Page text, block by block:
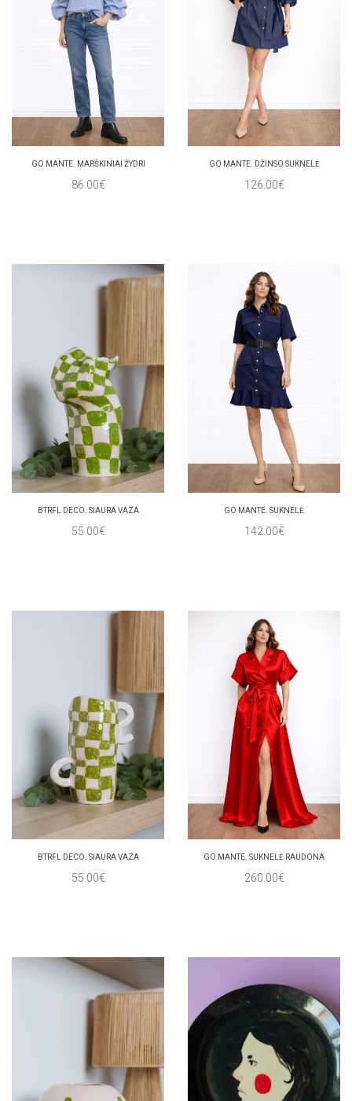
GO MANTE. MARŠKINIAI ŽYDRI
86.00€
GO MANTE. DŽINSO SUKNELĖ
126.00€
BTRFL DECO. SIAURA VAZA
55.00€
GO MANTE. SUKNELĖ
142.00€
BTRFL DECO. SIAURA VAZA
55.00€
GO MANTE. SUKNELĖ RAUDONA
260.00€